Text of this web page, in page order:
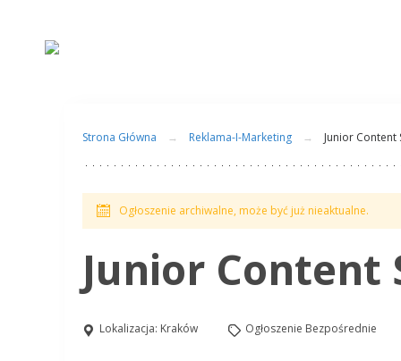
Strona Główna Reklama-I-Marketing Junior Content
Ogłoszenie archiwalne, może być już nieaktualne.
Junior Content
Lokalizacja: Kraków Ogłoszenie Bezpośrednie